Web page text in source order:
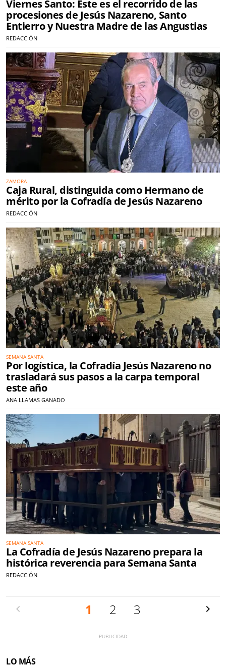
Viernes Santo: Este es el recorrido de las
procesiones de Jesús Nazareno, Santo
Entierro y Nuestra Madre de las Angustias
REDACCIÓN
ZAMORA
Caja Rural, distinguida como Hermano de
mérito por la Cofradía de Jesús Nazareno
REDACCIÓN
SEMANA SANTA
Por logística, la Cofradía Jesús Nazareno no
trasladará sus pasos a la carpa temporal
este año
ANA LLAMAS GANADO
SEMANA SANTA
La Cofradía de Jesús Nazareno prepara la
histórica reverencia para Semana Santa
REDACCIÓN
1 2 3
LO MÁS